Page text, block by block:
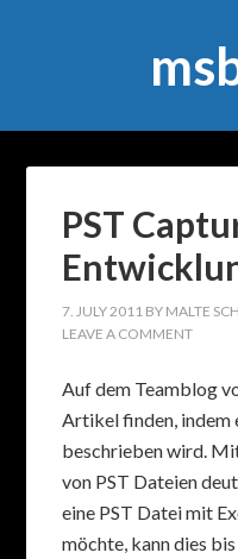
PST
7. JULY 2011 BY MALTE
LEAVE A COMMENT
Auf dem Teamblog
Artikel finden, indem
beschrieben wird.
von PST Dateien
eine PST Datei mit
möchte, kann dies